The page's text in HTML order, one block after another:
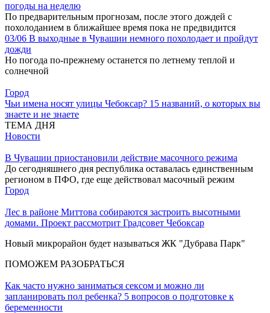
погоды на неделю
По предварительным прогнозам, после этого дождей с
похолоданием в ближайшее время пока не предвидится
03/06 В выходные в Чувашии немного похолодает и пройдут
дожди
Но погода по-прежнему останется по летнему теплой и
солнечной
Город
Чьи имена носят улицы Чебоксар? 15 названий, о которых вы
знаете и не знаете
ТЕМА ДНЯ
Новости
В Чувашии приостановили действие масочного режима
До сегодняшнего дня республика оставалась единственным
регионом в ПФО, где еще действовал масочный режим
Город
Лес в районе Миттова собираются застроить высотными
домами. Проект рассмотрит Градсовет Чебоксар
Новый микрорайон будет называться ЖК "Дубрава Парк"
ПОМОЖЕМ РАЗОБРАТЬСЯ
Как часто нужно заниматься сексом и можно ли
запланировать пол ребенка? 5 вопросов о подготовке к
беременности